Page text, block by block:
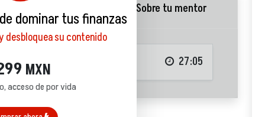
Sobre tu mentor
27:05
dominar tus finanzas
desbloquea su contenido
MXN
acceso de por vida